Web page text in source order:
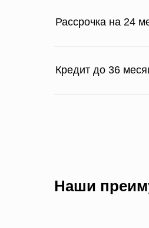
Рассрочка на 24
Кредит до 36
Наши